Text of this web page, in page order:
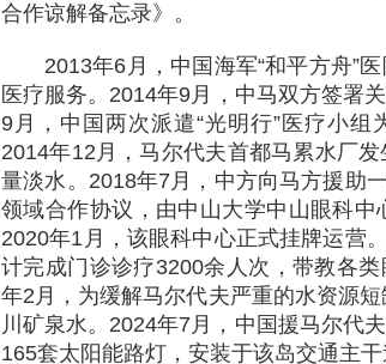
合作谅解备忘录》。
2013年6月，中国海军“和平方舟”
医疗服务。2014年9月，中马双方签署
9月，中国两次派遣“光明行”医疗小组
2014年12月，马尔代夫首都马累水厂
量淡水。2018年7月，中方向马方援助
领域合作协议，由中山大学中山眼科中
2020年1月，该眼科中心正式挂牌运营
计完成门诊诊疗3200余人次，带教各
年2月，为缓解马尔代夫严重的水资源
川矿泉水。2024年7月，中国援马尔代
165套太阳能路灯，安装于该岛交通主